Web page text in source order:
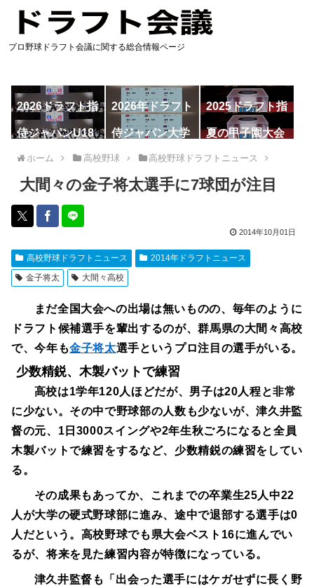
プロ野球ドラフト会議に関する総合情報ページ
2026ドラフト指
名予想
2026年ドラフト
候補
2025ドラフト指
名一覧
侍ジャパンU18
代表
侍ジャパン大学
代表
夏の甲子園大会
ホーム 高校野球 高校野球ドラフトニュース
大間々の金子将太選手に7球団が注目
2014年10月01日
高校野球ドラフトニュース
2014年ドラフトニュース
金子将太
大間々高校
まだ全国大会への出場は無いものの、毎年のように
ドラフト候補選手を輩出するのが、群馬県の大間々高校
で、今年も金子将太選手というプロ注目の選手がいる。
少数精鋭、木製バットで練習
高校は1学年120人ほどだが、男子は20人程と非常
に少ない。その中で野球部の人数も少ないが、津久井監
督の元、1日3000スイングや2年生秋ごろになると全員
木製バットで練習をするなど、少数精鋭の練習をしてい
る。
その成果もあってか、これまでの卒業生25人中22
人が大学の硬式野球部に進み、途中で退部する選手は0
人だという。高校野球でも県大会ベスト16に進んでい
るが、将来を見た練習内容が特徴になっている。
津久井監督も「出会った選手にはケガせずに長く野